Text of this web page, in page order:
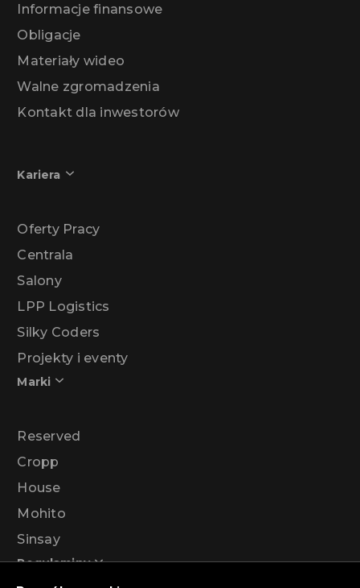
Informacje finansowe
Obligacje
Materiały wideo
Walne zgromadzenia
Kontakt dla inwestorów
Kariera
Oferty Pracy
Centrala
Salony
LPP Logistics
Silky Coders
Projekty i eventy
Marki
Reserved
Cropp
House
Mohito
Sinsay
Regulaminy